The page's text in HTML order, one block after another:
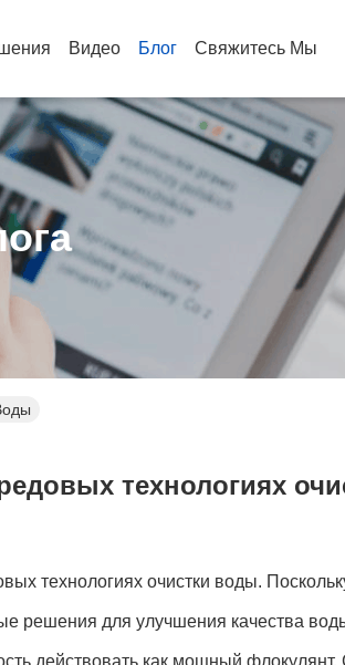
Видео Блог Свяжитесь Мы
технологиях
технологиях очистки воды.
решения для улучшения качества
действовать как мощный флокулянт.